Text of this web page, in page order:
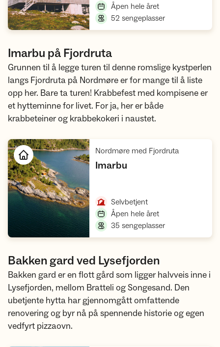
Åpen hele året,
52 sengeplasser,
Imarbu på Fjordruta
Grunnen til å legge turen til denne romslige kystperlen
langs Fjordruta på Nordmøre er for mange til å liste
opp her. Bare ta turen! Krabbefest med kompisene er
et hytteminne for livet. For ja, her er både
krabbeteiner og krabbekokeri i naustet.
Nordmøre med Fjordruta
Imarbu
Selvbetjent,
Åpen hele året,
35 sengeplasser,
Bakken gard ved Lysefjorden
Bakken gard er en flott gård som ligger halvveis inne i
Lysefjorden, mellom Bratteli og Songesand. Den
ubetjente hytta har gjennomgått omfattende
renovering og byr nå på spennende historie og egen
vedfyrt pizzaovn.